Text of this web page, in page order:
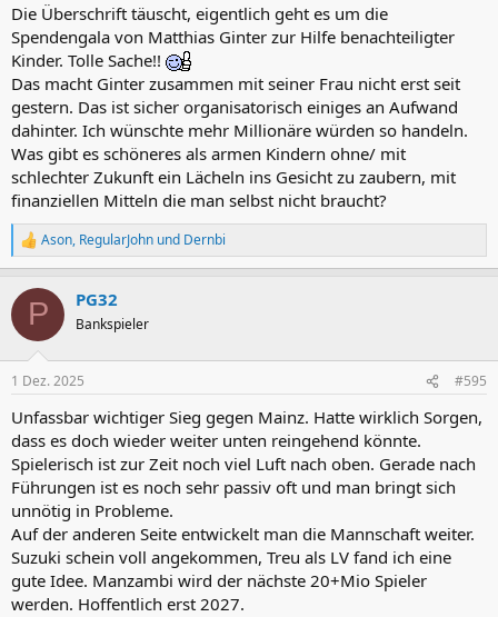
Die Überschrift täuscht, eigentlich geht es um die
Spendengala von Matthias Ginter zur Hilfe benachteiligter
Kinder. Tolle Sache!!
Das macht Ginter zusammen mit seiner Frau nicht erst seit
gestern. Das ist sicher organisatorisch einiges an Aufwand
dahinter. Ich wünschte mehr Millionäre würden so handeln.
Was gibt es schöneres als armen Kindern ohne/ mit
schlechter Zukunft ein Lächeln ins Gesicht zu zaubern, mit
finanziellen Mitteln die man selbst nicht braucht?
R
e
k
i
e
:
Ason, RegularJohn und Dernbi
P PG32
Bankspieler
1 Dez. 2025 #595
Unfassbar wichtiger Sieg gegen Mainz. Hatte wirklich Sorgen,
dass es doch wieder weiter unten reingehend könnte.
Spielerisch ist zur Zeit noch viel Luft nach oben. Gerade nach
Führungen ist es noch sehr passiv oft und man bringt sich
unnötig in Probleme.
Auf der anderen Seite entwickelt man die Mannschaft weiter.
Suzuki schein voll angekommen, Treu als LV fand ich eine
gute Idee. Manzambi wird der nächste 20+Mio Spieler
werden. Hoffentlich erst 2027.